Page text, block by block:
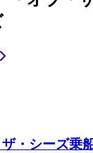
・シーズ乗